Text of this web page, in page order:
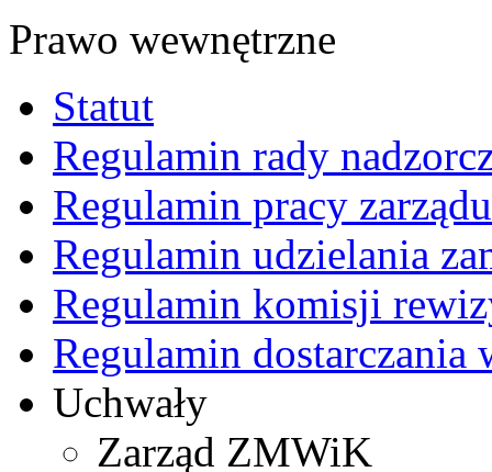
Prawo wewnętrzne
Statut
Regulamin rady
Regulamin pracy zarządu
Regulamin udzielania
Regulamin komisji
Regulamin
Uchwały
Zarząd ZMWiK